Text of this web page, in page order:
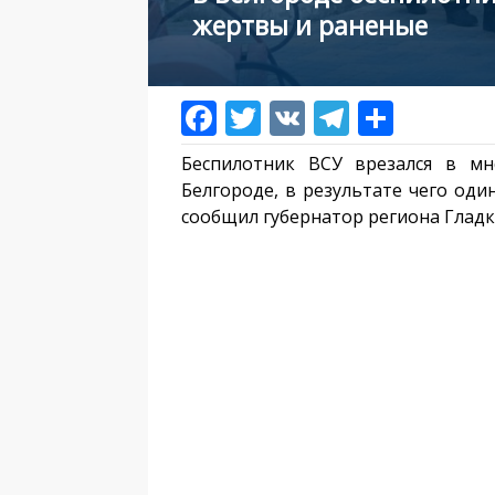
жертвы и раненые
Беспилотник ВСУ врезался в
Белгороде, в результате чего
сообщил губернатор региона